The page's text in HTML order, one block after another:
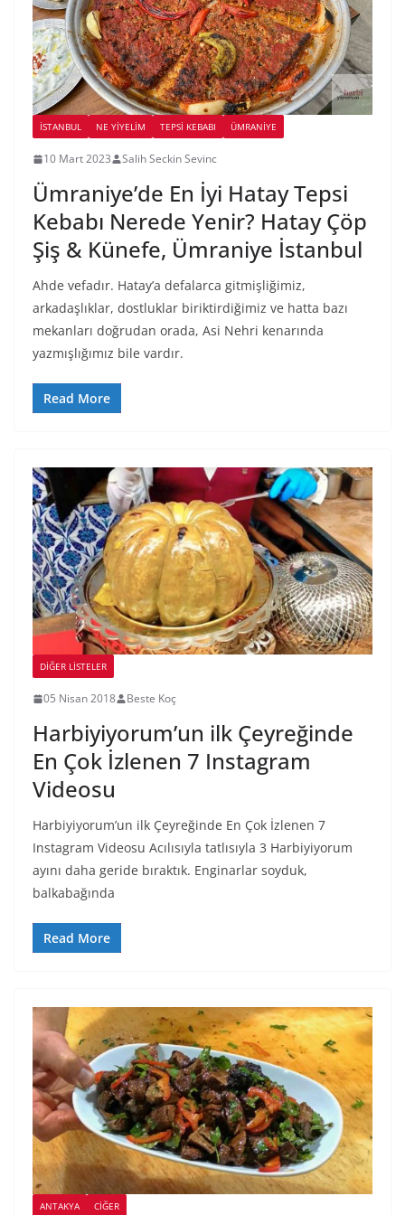
İSTANBUL NE YİYELİM TEPSI KEBABI ÜMRANIYE
10 Mart 2023 Salih Seckin Sevinc
Ümraniye’de En İyi Hatay Tepsi
Kebabı Nerede Yenir? Hatay Çöp
Şiş & Künefe, Ümraniye İstanbul
Ahde vefadır. Hatay’a defalarca gitmişliğimiz,
arkadaşlıklar, dostluklar biriktirdiğimiz ve hatta bazı
mekanları doğrudan orada, Asi Nehri kenarında
yazmışlığımız bile vardır.
Read More
DIĞER LISTELER
05 Nisan 2018 Beste Koç
Harbiyiyorum’un ilk Çeyreğinde
En Çok İzlenen 7 Instagram
Videosu
Harbiyiyorum’un ilk Çeyreğinde En Çok İzlenen 7
Instagram Videosu Acılısıyla tatlısıyla 3 Harbiyiyorum
ayını daha geride bıraktık. Enginarlar soyduk,
balkabağında
Read More
ANTAKYA CIĞER